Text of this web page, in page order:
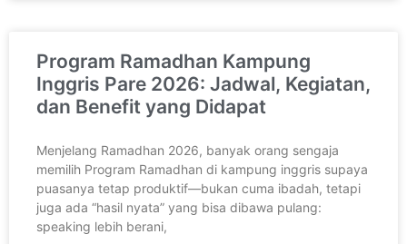
Program Ramadhan Kampung
Inggris Pare 2026: Jadwal, Kegiatan,
dan Benefit yang Didapat
Menjelang Ramadhan 2026, banyak orang sengaja
memilih Program Ramadhan di kampung inggris supaya
puasanya tetap produktif—bukan cuma ibadah, tetapi
juga ada “hasil nyata” yang bisa dibawa pulang:
speaking lebih berani,